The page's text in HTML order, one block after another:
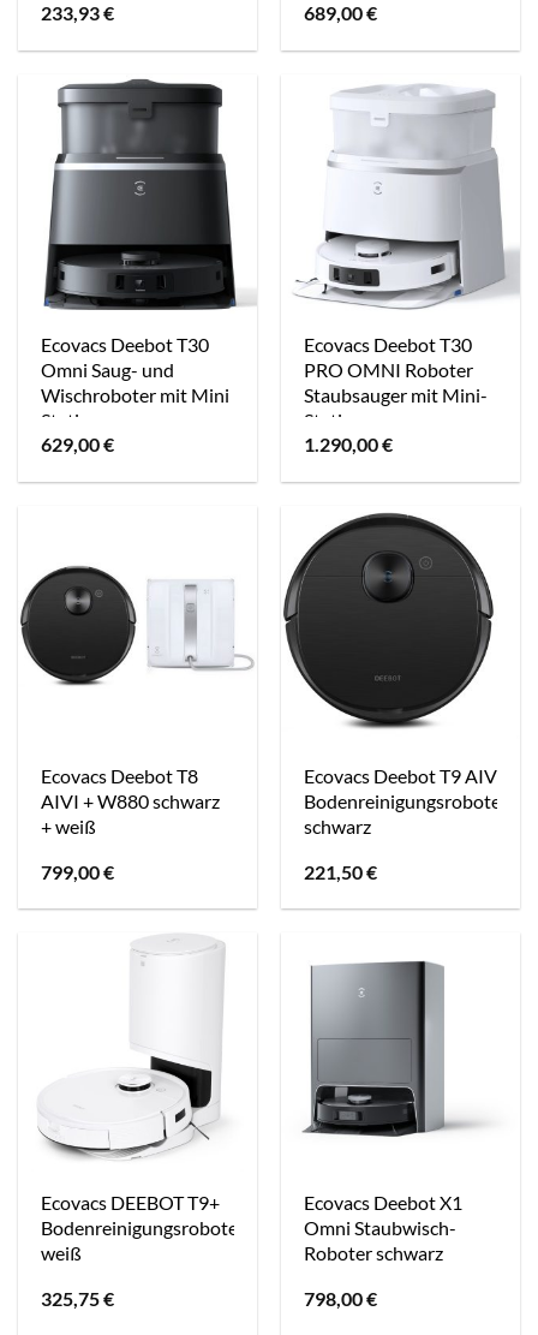
233,93€
689,00€
Ecovacs Deebot T30
Omni Saug- und
Wischroboter mit Mini
Station
629,00€
Ecovacs Deebot T30
PRO OMNI Roboter
Staubsauger mit Mini-
Station
1.290,00€
Ecovacs Deebot T8
AIVI + W880 schwarz
+ weiß
799,00€
Ecovacs Deebot T9 AIVI
Bodenreinigungsroboter
schwarz
221,50€
Ecovacs DEEBOT T9+
Bodenreinigungsroboter
weiß
325,75€
Ecovacs Deebot X1
Omni Staubwisch-
Roboter schwarz
798,00€